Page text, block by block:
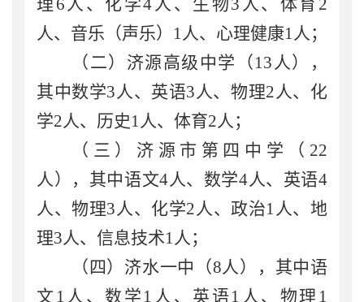
理 6 人 、 化学4 人、生物3 人、体育 2
人、音乐 （声乐） 1人、 心理健康1人；
（二）济源高级中学
（ 13 人），
其中数学3人、英语3人、物理2人、化
学2人、历史1人、 体育2人 ；
（三） 济源市第四中学 （ 22
人），其中语文4人、数学4人、英语4
人、物理3人、 化学2人、政治1人、地
理3人、信息技术1人 ；
（四）济水一中（8人）， 其中语
文 1 人、数学 1 人、英语 1 人、物理 1